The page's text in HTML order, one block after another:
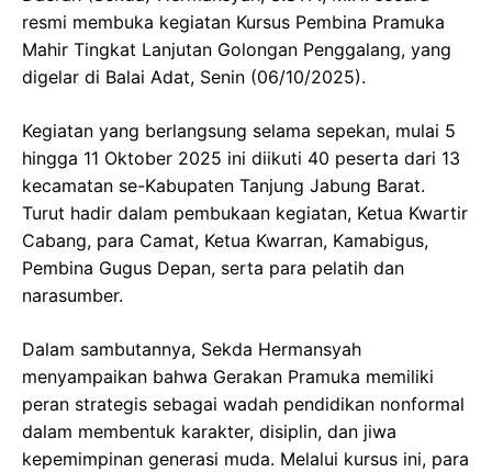
resmi membuka kegiatan Kursus Pembina Pramuka
Mahir Tingkat Lanjutan Golongan Penggalang, yang
digelar di Balai Adat, Senin (06/10/2025).
Kegiatan yang berlangsung selama sepekan, mulai 5
hingga 11 Oktober 2025 ini diikuti 40 peserta dari 13
kecamatan se-Kabupaten Tanjung Jabung Barat.
Turut hadir dalam pembukaan kegiatan, Ketua Kwartir
Cabang, para Camat, Ketua Kwarran, Kamabigus,
Pembina Gugus Depan, serta para pelatih dan
narasumber.
Dalam sambutannya, Sekda Hermansyah
menyampaikan bahwa Gerakan Pramuka memiliki
peran strategis sebagai wadah pendidikan nonformal
dalam membentuk karakter, disiplin, dan jiwa
kepemimpinan generasi muda. Melalui kursus ini, para